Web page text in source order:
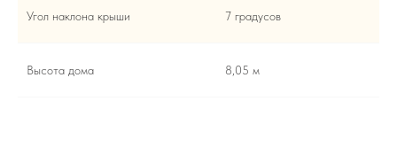
Угол наклона крыши 7 градусов
Высота дома 8,05 м